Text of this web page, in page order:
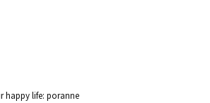
happy life: poranne